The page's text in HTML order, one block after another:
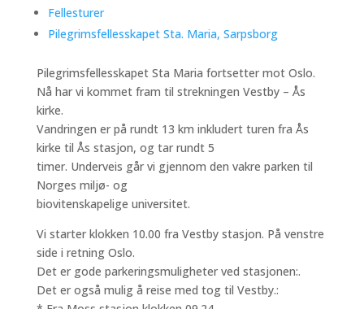
Fellesturer
Pilegrimsfellesskapet Sta. Maria, Sarpsborg
Pilegrimsfellesskapet Sta Maria fortsetter mot Oslo.
Nå har vi kommet fram til strekningen Vestby – Ås
kirke.
Vandringen er på rundt 13 km inkludert turen fra Ås
kirke til Ås stasjon, og tar rundt 5
timer. Underveis går vi gjennom den vakre parken til
Norges miljø- og
biovitenskapelige universitet.
Vi starter klokken 10.00 fra Vestby stasjon. På venstre
side i retning Oslo.
Det er gode parkeringsmuligheter ved stasjonen:.
Det er også mulig å reise med tog til Vestby.: